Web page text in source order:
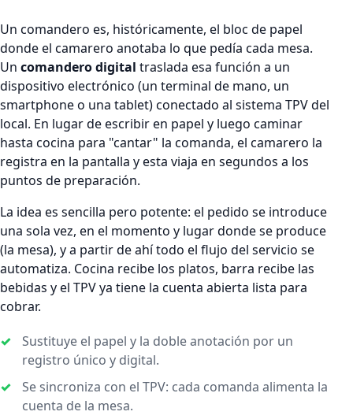
Un comandero es, históricamente, el bloc de papel
donde el camarero anotaba lo que pedía cada mesa.
Un comandero digital traslada esa función a un
dispositivo electrónico (un terminal de mano, un
smartphone o una tablet) conectado al sistema TPV del
local. En lugar de escribir en papel y luego caminar
hasta cocina para "cantar" la comanda, el camarero la
registra en la pantalla y esta viaja en segundos a los
puntos de preparación.
La idea es sencilla pero potente: el pedido se introduce
una sola vez, en el momento y lugar donde se produce
(la mesa), y a partir de ahí todo el flujo del servicio se
automatiza. Cocina recibe los platos, barra recibe las
bebidas y el TPV ya tiene la cuenta abierta lista para
cobrar.
Sustituye el papel y la doble anotación por un
registro único y digital.
Se sincroniza con el TPV: cada comanda alimenta la
cuenta de la mesa.